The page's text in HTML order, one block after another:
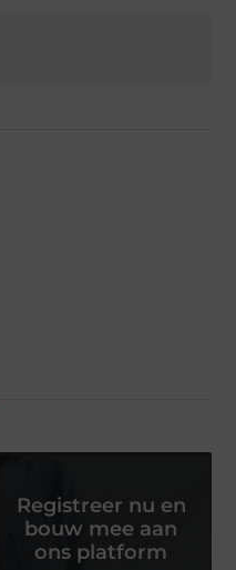
Registreer nu en
bouw mee aan
ons platform